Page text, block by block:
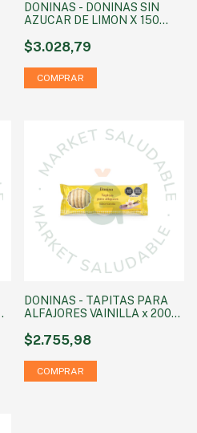
DONINAS - DONINAS SIN
AZUCAR DE LIMON X 150
$3.028,79
DONINAS - TAPITAS PARA
ALFAJORES VAINILLA x 200
$2.755,98